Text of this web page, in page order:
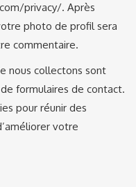
privacy/. Après
photo de profil sera
commentaire.
nous collectons sont
formulaires de contact.
pour réunir des
votre